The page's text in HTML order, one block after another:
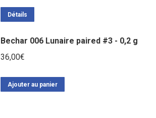
Détails
Bechar 006 Lunaire paired #3 - 0,2 g
36,00€
Ajouter au panier